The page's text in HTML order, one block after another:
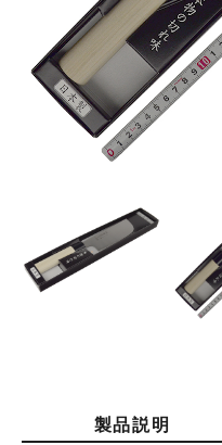
お問い合わせはこちら
製品説明